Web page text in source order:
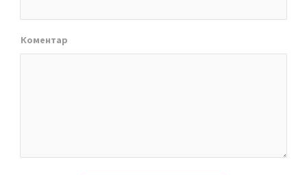
Коментар